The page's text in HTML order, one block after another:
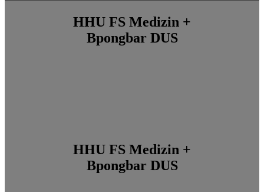
HHU FS Medizin +
Bpongbar DUS
HHU FS Medizin +
Bpongbar DUS